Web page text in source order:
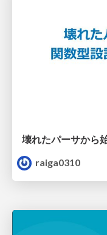
raiga0310